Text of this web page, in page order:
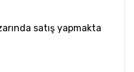
satış yapmakta